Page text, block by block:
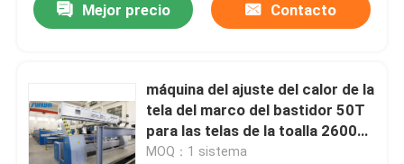
Mejor precio Contacto
máquina del ajuste del calor de la
tela del marco del bastidor 50T
para las telas de la toalla 2600m
m
MOQ：1 sistema